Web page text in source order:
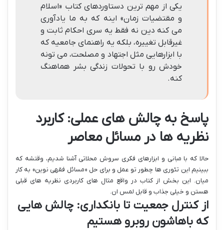
یکی از مهم ترین دستاوردهای کتاب «اسلام
و مقتضیات زمان» اینه که به ما یادآوری
می کنه دین نه فقط یه سری احکام ثابت و
غیرقابل تغییره، بلکه یه راهنمای جامعیه که
با ابزارهایی مثل اجتهاد و مصلحت، می تونه
خودش رو با تحولات زندگی بشر هماهنگ
کنه.
پاسخ به چالش های عملی: کاربرد
نظریه ها در مسائل معاصر
حالا که با مبانی و ابزارهای فکری سروش محلاتی آشنا شدیم، وقتشه که
ببینیم این تئوری ها چطور تو عمل و برای حل «مسائل فقهی نوین» به کار
میان. این بخش از کتاب در واقع مثال های کاربردی نظریه های قبلی
هستن و خیلی جذاب و قابل لمس ان.
از کنترل جمعیت تا بانکداری: چالش هایی
که باهاشون روبرو هستیم